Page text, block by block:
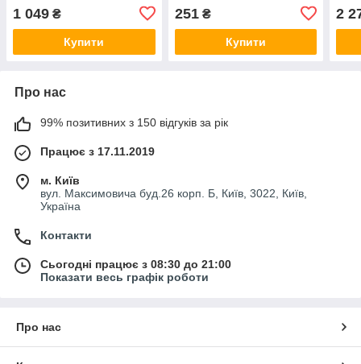
1 049 ₴
Купити
251₴
Купити
2
Про нас
99% позитивних з 150 відгуків за рік
Працює з 17.11.2019
м. Київ
вул. Максимовича буд.26 корп. Б, Київ, 3022, Київ,
Україна
Контакти
Сьогодні працює з 08:30 до 21:00
Показати весь графік роботи
Про нас